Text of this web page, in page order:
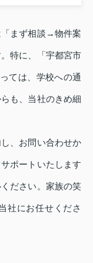
「まず相談→物件案
特に、「宇都宮市
ては、学校への通
も、当社のきめ細
、お問い合わせか
ポートいたします
ださい。家族の笑
社にお任せくださ